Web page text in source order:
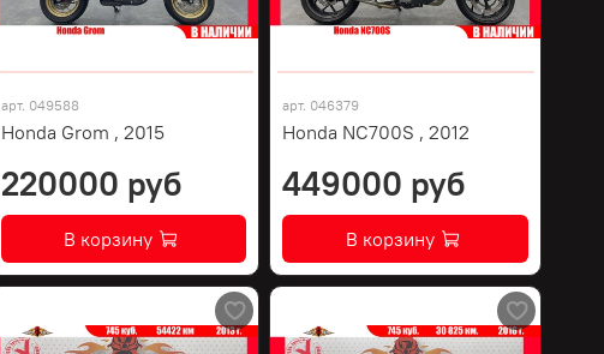
арт. 049588
Honda Grom , 2015
220000 руб
В корзину
арт. 046379
Honda NC700S , 2012
449000 руб
В корзину